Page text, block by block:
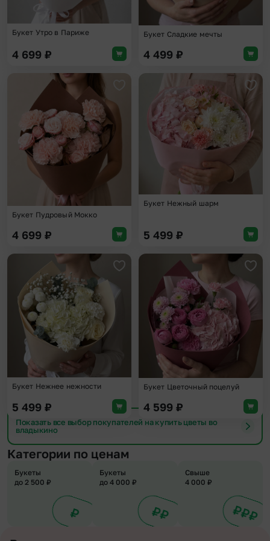
Букет Утро в Париже
4 699 ₽
Букет Сладкие мечты
4 499 ₽
Добавить в избранное
Букет Пудровый Мокко
4 699 ₽
Букет Нежный шарм
5 499 ₽
Добавить в избранное
Букет Нежнее нежности
5 499 ₽
Букет Цветочный поцелуй
4 599 ₽
Показать все выбор покупателей на купить цветы во
владыкино
Категории по ценам
Букеты
до 2 500 ₽
Букеты
до 4 000 ₽
Свыше
4 000 ₽